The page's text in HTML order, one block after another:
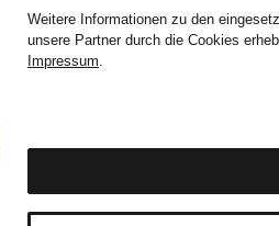
Weitere Informationen zu den
unsere Partner durch die Cookies
Impressum.